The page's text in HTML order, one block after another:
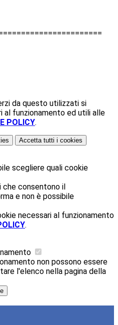
da questo utilizzati si
al funzionamento ed utili alle
POLICY.
Accetta tutti i cookies
scegliere quali cookie
che consentono il
e non è possibile
necessari al funzionamento
.
non possono essere
l'elenco nella pagina della